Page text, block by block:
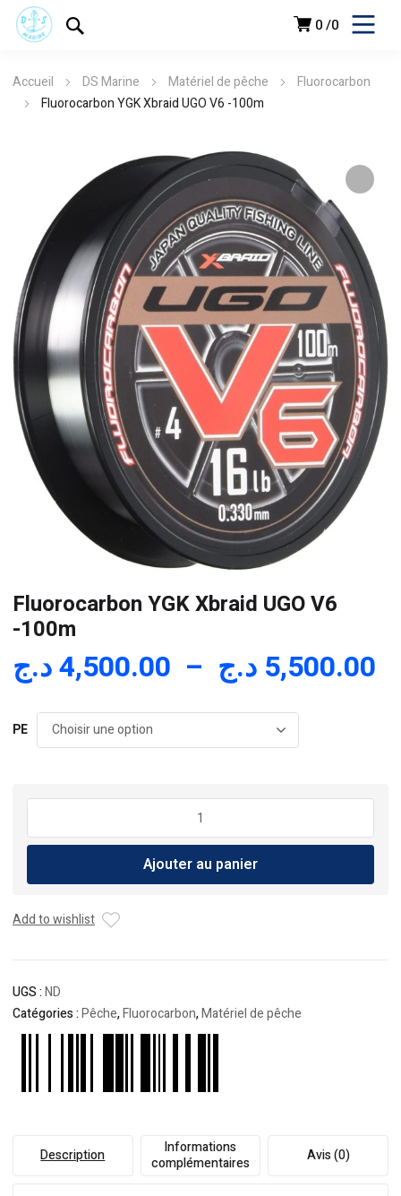
0 0
Accueil DS Marine Matériel de pêche
Fluorocarbon
Fluorocarbon YGK Xbraid UGO V6 -100m
Fluorocarbon YGK Xbraid UGO V6
-100m
4,500.00د.ج – 5,500.00 د.ج
PE
Fluorocarbon
Xbraid
V6
Ajouter au panier
Add to wishlist
UGS :ND
Catégories :Pêche,Fluorocarbon,Matériel de pêche
Description
Informations
complémentaires
Avis (0)